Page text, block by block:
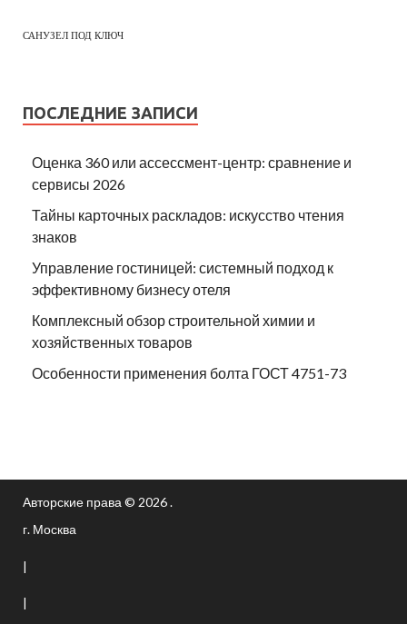
САНУЗЕЛ ПОД КЛЮЧ
ПОСЛЕДНИЕ ЗАПИСИ
Оценка 360 или ассессмент-центр: сравнение и
сервисы 2026
Тайны карточных раскладов: искусство чтения
знаков
Управление гостиницей: системный подход к
эффективному бизнесу отеля
Комплексный обзор строительной химии и
хозяйственных товаров
Особенности применения болта ГОСТ 4751-73
Авторские права © 2026 .
г. Москва
|
|